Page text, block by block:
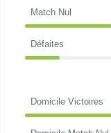
Match Nul
Défaites
Domicile Victoires